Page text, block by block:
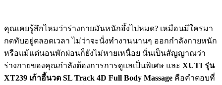
คุณเคยรู้สึกไหมว่าร่างกายมันหนักอึ้งไปหมด? เหมือนมีใครมา
กดทับอยู่ตลอดเวลา ไม่ว่าจะนั่งทำงานนานๆ ออกกำลังกายหนัก
หรือแม้แต่นอนพักผ่อนก็ยังไม่หายเหนื่อย นั่นเป็นสัญญาณว่า
ร่างกายของคุณกำลังต้องการการดูแลเป็นพิเศษ และ XUTI รุ่น
XT239 เก้าอี้นวด SL Track 4D Full Body Massage คือคำตอบที่